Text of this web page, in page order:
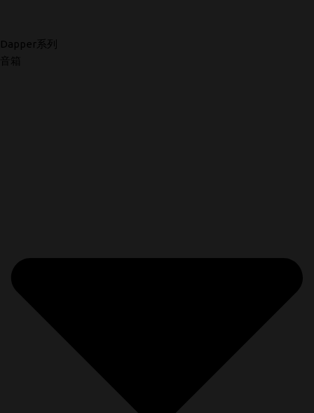
Dapper系列
音箱